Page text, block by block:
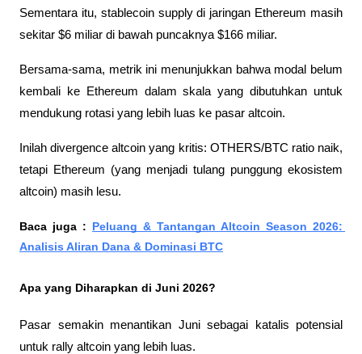
Sementara itu, stablecoin supply di jaringan Ethereum masih
sekitar $6 miliar di bawah puncaknya $166 miliar.
Bersama-sama, metrik ini menunjukkan bahwa modal belum
kembali ke Ethereum dalam skala yang dibutuhkan untuk
mendukung rotasi yang lebih luas ke pasar altcoin.
Inilah divergence altcoin yang kritis: OTHERS/BTC ratio naik,
tetapi Ethereum (yang menjadi tulang punggung ekosistem
altcoin) masih lesu.
Baca juga : Peluang & Tantangan Altcoin Season 2026:
Analisis Aliran Dana & Dominasi BTC
Apa yang Diharapkan di Juni 2026?
Pasar semakin menantikan Juni sebagai katalis potensial
untuk rally altcoin yang lebih luas.